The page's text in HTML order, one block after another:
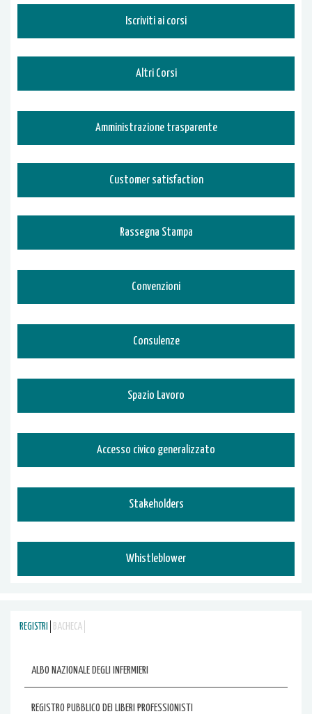
Iscriviti ai corsi
Altri Corsi
Amministrazione trasparente
Customer satisfaction
Rassegna Stampa
Convenzioni
Consulenze
Spazio Lavoro
Accesso civico generalizzato
Stakeholders
Whistleblower
REGISTRI BACHECA
ALBO NAZIONALE DEGLI INFERMIERI
REGISTRO PUBBLICO DEI LIBERI PROFESSIONISTI